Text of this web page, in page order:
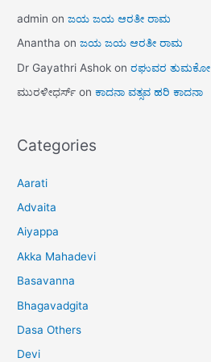
admin onಜಯ ಜಯ ಆರತೀ ರಾಮ
Anantha onಜಯ ಜಯ ಆರತೀ ರಾಮ
Dr Gayathri Ashok onರಘುವರ ತುಮಕೋ
ಮುರಳೀಧರ್ಸ್ onಕಾದನಾ ವತ್ಸವ ಹರಿ ಕಾದನಾ
Categories
Aarati
Advaita
Aiyappa
Akka Mahadevi
Basavanna
Bhagavadgita
Dasa Others
Devi